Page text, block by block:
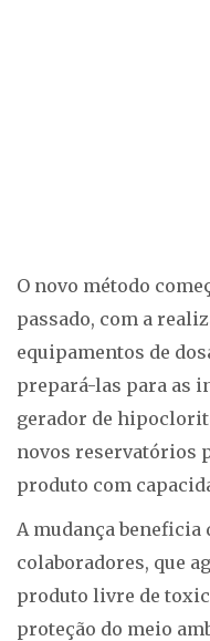
O novo método
passado, com a
equipamentos de
prepará-las para as
gerador de
novos reservatórios
produto com
A mudança
colaboradores, que
produto livre de
proteção do meio